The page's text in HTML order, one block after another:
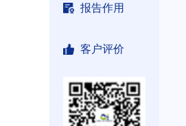
报告作用
客户评价